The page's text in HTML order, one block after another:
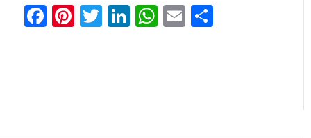
Facebook
Pinterest
Twitter
LinkedIn
WhatsApp
Email